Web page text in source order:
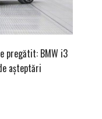
pregătit: BMW i3
așteptări